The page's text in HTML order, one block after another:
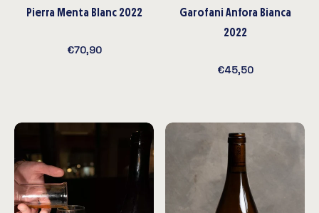
Pierra Menta Blanc 2022
€70,90
Garofani Anfora Bianca
2022
€45,50